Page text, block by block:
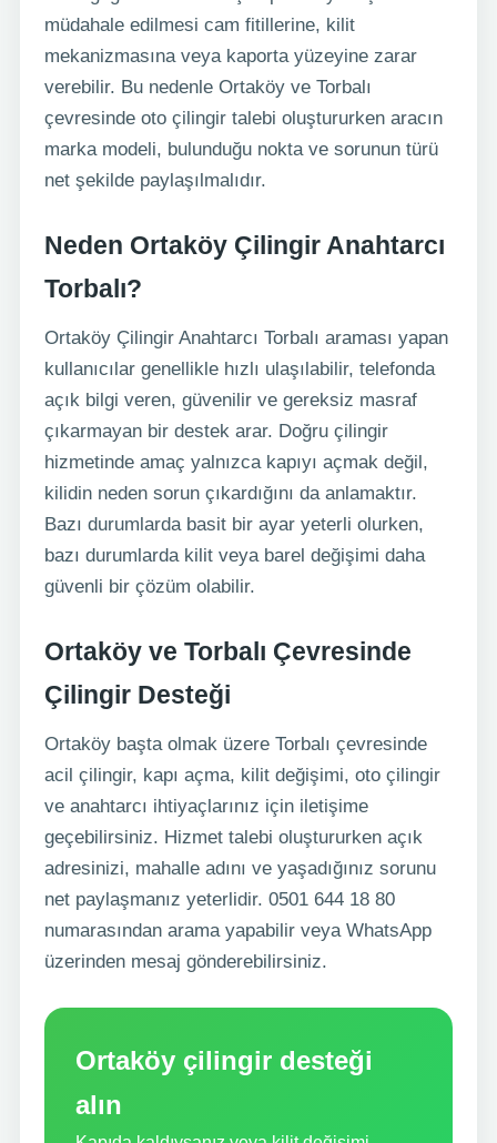
müdahale edilmesi cam fitillerine, kilit
mekanizmasına veya kaporta yüzeyine zarar
verebilir. Bu nedenle Ortaköy ve Torbalı
çevresinde oto çilingir talebi oluştururken aracın
marka modeli, bulunduğu nokta ve sorunun türü
net şekilde paylaşılmalıdır.
Neden Ortaköy Çilingir Anahtarcı
Torbalı?
Ortaköy Çilingir Anahtarcı Torbalı araması yapan
kullanıcılar genellikle hızlı ulaşılabilir, telefonda
açık bilgi veren, güvenilir ve gereksiz masraf
çıkarmayan bir destek arar. Doğru çilingir
hizmetinde amaç yalnızca kapıyı açmak değil,
kilidin neden sorun çıkardığını da anlamaktır.
Bazı durumlarda basit bir ayar yeterli olurken,
bazı durumlarda kilit veya barel değişimi daha
güvenli bir çözüm olabilir.
Ortaköy ve Torbalı Çevresinde
Çilingir Desteği
Ortaköy başta olmak üzere Torbalı çevresinde
acil çilingir, kapı açma, kilit değişimi, oto çilingir
ve anahtarcı ihtiyaçlarınız için iletişime
geçebilirsiniz. Hizmet talebi oluştururken açık
adresinizi, mahalle adını ve yaşadığınız sorunu
net paylaşmanız yeterlidir. 0501 644 18 80
numarasından arama yapabilir veya WhatsApp
üzerinden mesaj gönderebilirsiniz.
Ortaköy çilingir desteği
alın